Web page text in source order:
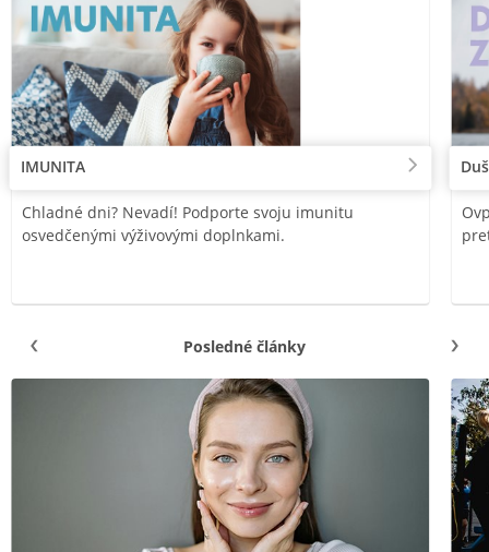
IMUNITA
Chladné dni? Nevadí! Podporte svoju imunitu
osvedčenými výživovými doplnkami.
Posledné články